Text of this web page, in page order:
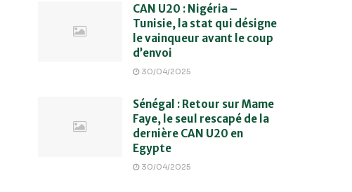
CAN U20 : Nigéria –
Tunisie, la stat qui désigne
le vainqueur avant le coup
d’envoi
30/04/2025
Sénégal : Retour sur Mame
Faye, le seul rescapé de la
dernière CAN U20 en
Egypte
30/04/2025